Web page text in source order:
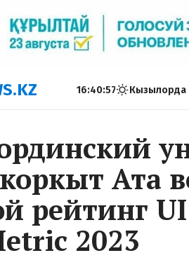
16:40:58 Кызылорда
Ата
рейтинг UI
2023